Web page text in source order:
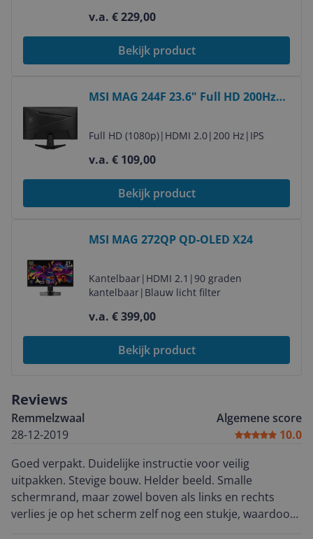
v.a. € 229,00
Bekijk product
MSI MAG 244F 23.6" Full HD 200Hz
Full HD (1080p)| HDMI 2.0|200 Hz | IPS
v.a. € 109,00
Bekijk product
MSI MAG 272QP QD-OLED X24
Kantelbaar| HDMI 2.1 |90 graden
kantelbaar| Blauw licht filter
v.a. € 399,00
Bekijk product
Reviews
Remmelzwaal
28-12-2019
Algemene score
10.0
Goed verpakt. Duidelijke instructie voor veilig
uitpakken. Stevige bouw. Helder beeld. Smalle
schermrand, maar zowel boven als links en rechts
verlies je op het scherm zelf nog een stukje, waardoor